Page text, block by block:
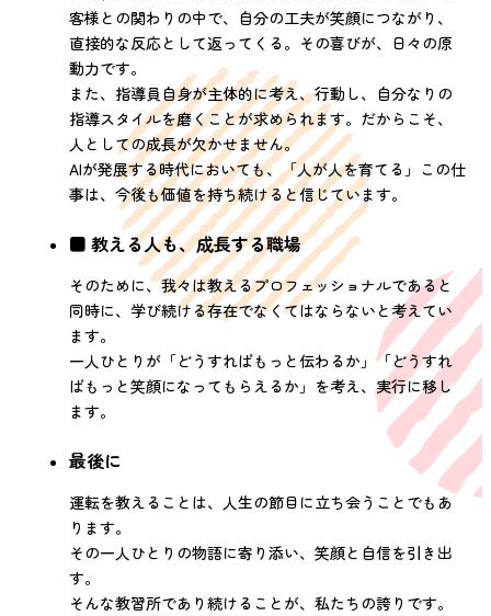
客様との関わりの中で、自分の工夫が笑顔につながり、
直接的な反応として返ってくる。その喜びが、日々の原
動力です。
また、指導員自身が主体的に考え、行動し、自分なりの
指導スタイルを磨くことが求められます。だからこそ、
人としての成長が欠かせません。
AIが発展する時代においても、「人が人を育てる」この仕
事は、今後も価値を持ち続けると信じています。
■ 教える人も、成長する職場
そのために、我々は教えるプロフェッショナルであると
同時に、学び続ける存在でなくてはならないと考えてい
ます。
一人ひとりが「どうすればもっと伝わるか」「どうすれ
ばもっと笑顔になってもらえるか」を考え、実行に移し
ます。
最後に
運転を教えることは、人生の節目に立ち会うことでもあ
ります。
その一人ひとりの物語に寄り添い、笑顔と自信を引き出
す。
そんな教習所であり続けることが、私たちの誇りです。